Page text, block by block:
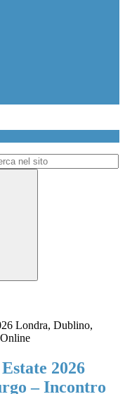
Londra, Dublino,
2026
– Incontro